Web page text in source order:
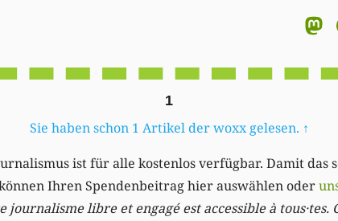
1
Sie haben schon 1 Artikel der woxx gelesen. ↑
ist für alle kostenlos verfügbar. Damit das
Ihren Spendenbeitrag hier auswählen oder
journalisme libre et engagé est accessible à tous·tes.